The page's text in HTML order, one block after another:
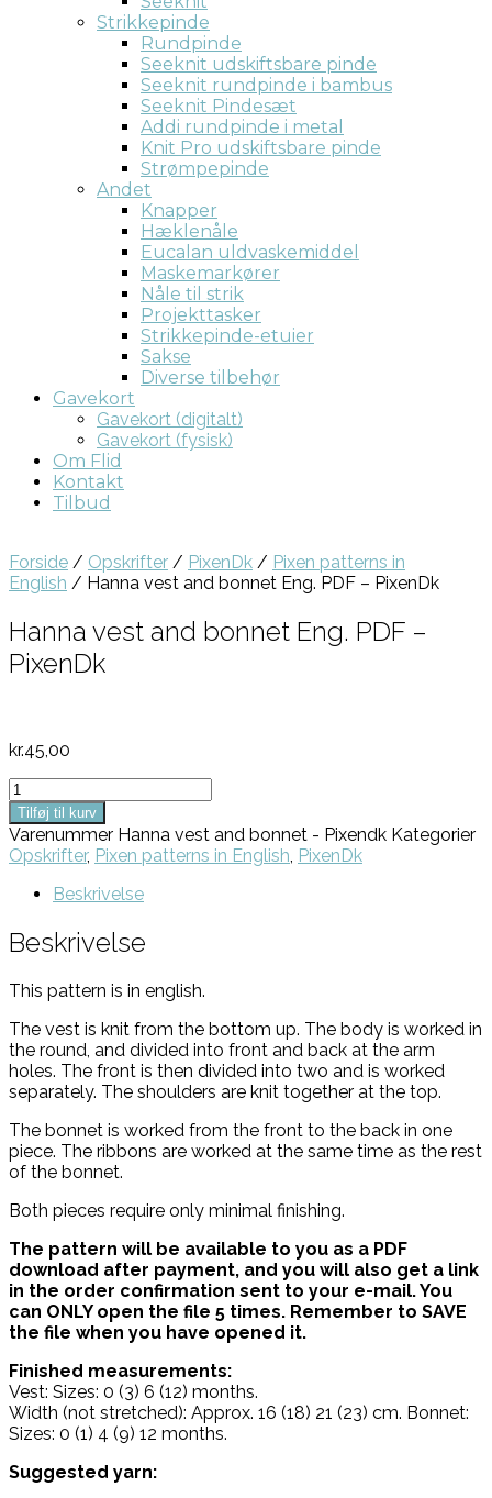
Strikkepinde
Rundpinde
Seeknit udskiftsbare pinde
Seeknit rundpinde i bambus
Seeknit Pindesæt
Addi rundpinde i metal
Knit Pro udskiftsbare pinde
Strømpepinde
Andet
Knapper
Hæklenåle
Eucalan uldvaskemiddel
Maskemarkører
Nåle til strik
Projekttasker
Strikkepinde-etuier
Sakse
Diverse tilbehør
Gavekort
Gavekort (digitalt)
Gavekort (fysisk)
Om Flid
Kontakt
Tilbud
Forside / Opskrifter / PixenDk / Pixen patterns in
English / Hanna vest and bonnet Eng. PDF – PixenDk
Hanna vest and bonnet Eng. PDF –
PixenDk
kr.45,00
Hanna
vest
and
bonnet
Eng.
PDF
PixenDk
antal
Tilføj til kurv
Varenummer Hanna vest and bonnet - Pixendk Kategorier
Opskrifter, Pixen patterns in English, PixenDk
Beskrivelse
Beskrivelse
This pattern is in english.
The vest is knit from the bottom up. The body is worked in
the round, and divided into front and back at the arm
holes. The front is then divided into two and is worked
separately. The shoulders are knit together at the top.
The bonnet is worked from the front to the back in one
piece. The ribbons are worked at the same time as the rest
of the bonnet.
Both pieces require only minimal finishing.
The pattern will be available to you as a PDF
download after payment, and you will also get a link
in the order confirmation sent to your e-mail. You
can ONLY open the file 5 times. Remember to SAVE
the file when you have opened it.
Finished measurements:
Vest: Sizes: 0 (3) 6 (12) months.
Width (not stretched): Approx. 16 (18) 21 (23) cm. Bonnet:
Sizes: 0 (1) 4 (9) 12 months.
Suggested yarn: